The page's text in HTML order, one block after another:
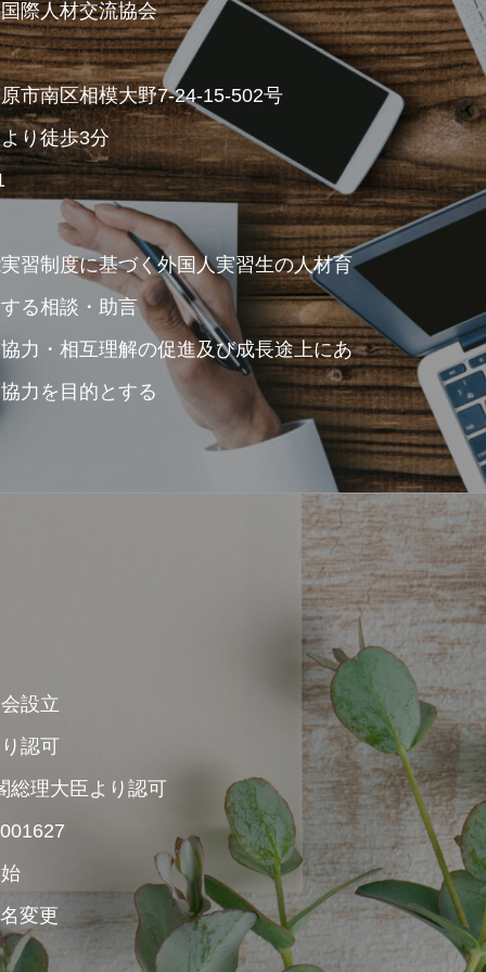
際人材交流協会
市南区相模大野7-24-15-502号
り徒歩3分
習制度に基づく外国人実習生の人材育
る相談・助言
力・相互理解の促進及び成長途上にあ
力を目的とする
設立
認可
総理大臣より認可
変更